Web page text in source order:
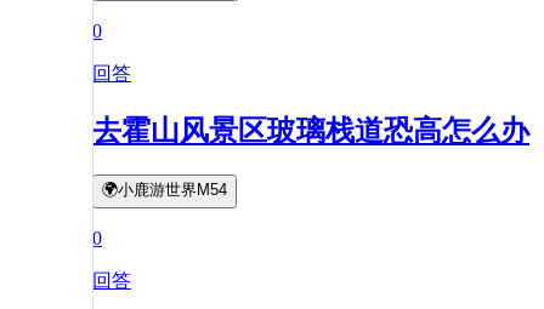
0
回答
去霍山风景区玻璃栈道恐高怎么办
🌍小鹿游世界M54
0
回答